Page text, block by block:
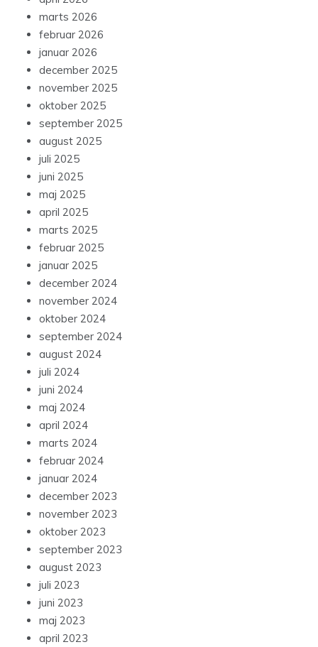
marts 2026
februar 2026
januar 2026
december 2025
november 2025
oktober 2025
september 2025
august 2025
juli 2025
juni 2025
maj 2025
april 2025
marts 2025
februar 2025
januar 2025
december 2024
november 2024
oktober 2024
september 2024
august 2024
juli 2024
juni 2024
maj 2024
april 2024
marts 2024
februar 2024
januar 2024
december 2023
november 2023
oktober 2023
september 2023
august 2023
juli 2023
juni 2023
maj 2023
april 2023